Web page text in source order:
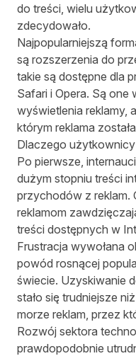
do treści, wielu
zdecydowało.
Najpopularniejszą
są rozszerzenia do
takie są dostępne dla
Safari i Opera. Są
wyświetlenia reklamy,
którym reklama
Dlaczego
Po pierwsze,
dużym stopniu treści
przychodów z reklam.
reklamom
treści dostępnych w
Frustracja wywołana
powód rosnącej
świecie. Uzyskiwanie
stało się trudniejsze
morze reklam, przez
Rozwój sektora
prawdopodobnie